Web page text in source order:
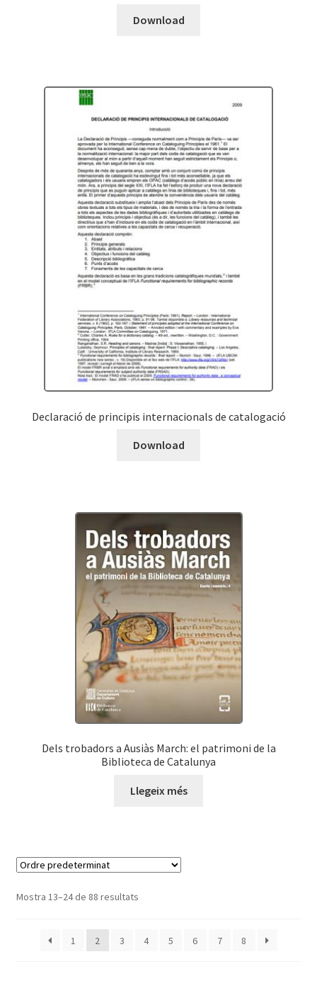
Download
Declaració de principis internacionals de catalogació
Download
Dels trobadors a Ausiàs March: el patrimoni de la
Biblioteca de Catalunya
Llegeix més
Mostra 13–24 de 88 resultats
1 2 3 4 5 6 7 8